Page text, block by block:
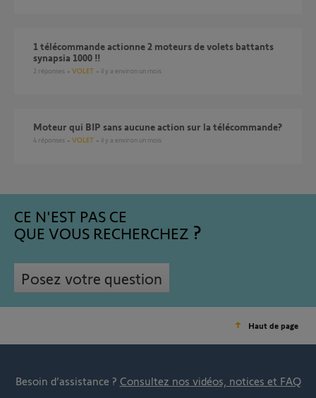
1 télécommande actionne 2 moteurs de volets battants
synapsia 1000 !!
2 réponses VOLET il y a environ un mois
Moteur qui BIP sans aucune action sur la télécommande?
4 réponses VOLET il y a environ un mois
CE N'EST PAS CE
QUE VOUS RECHERCHEZ
Posez votre question
Haut de page
Besoin d’assistance ? Consultez nos vidéos, notices et FAQ